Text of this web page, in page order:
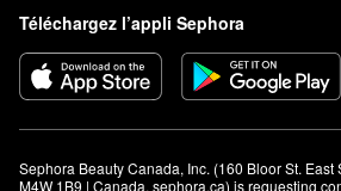
Téléchargez l’appli Sephora
Sephora Beauty Canada, Inc. (160 Bloor St. East
M4W 1B9 | Canada, sephora.ca) is requesting